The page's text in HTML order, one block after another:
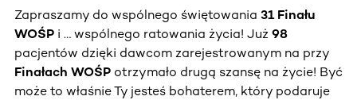
Zapraszamy do wspólnego świętowania 31 Finału
WOŚP i … wspólnego ratowania życia! Już 98
pacjentów dzięki dawcom zarejestrowanym na przy
Finałach WOŚP otrzymało drugą szansę na życie! Być
może to właśnie Ty jesteś bohaterem, który podaruje